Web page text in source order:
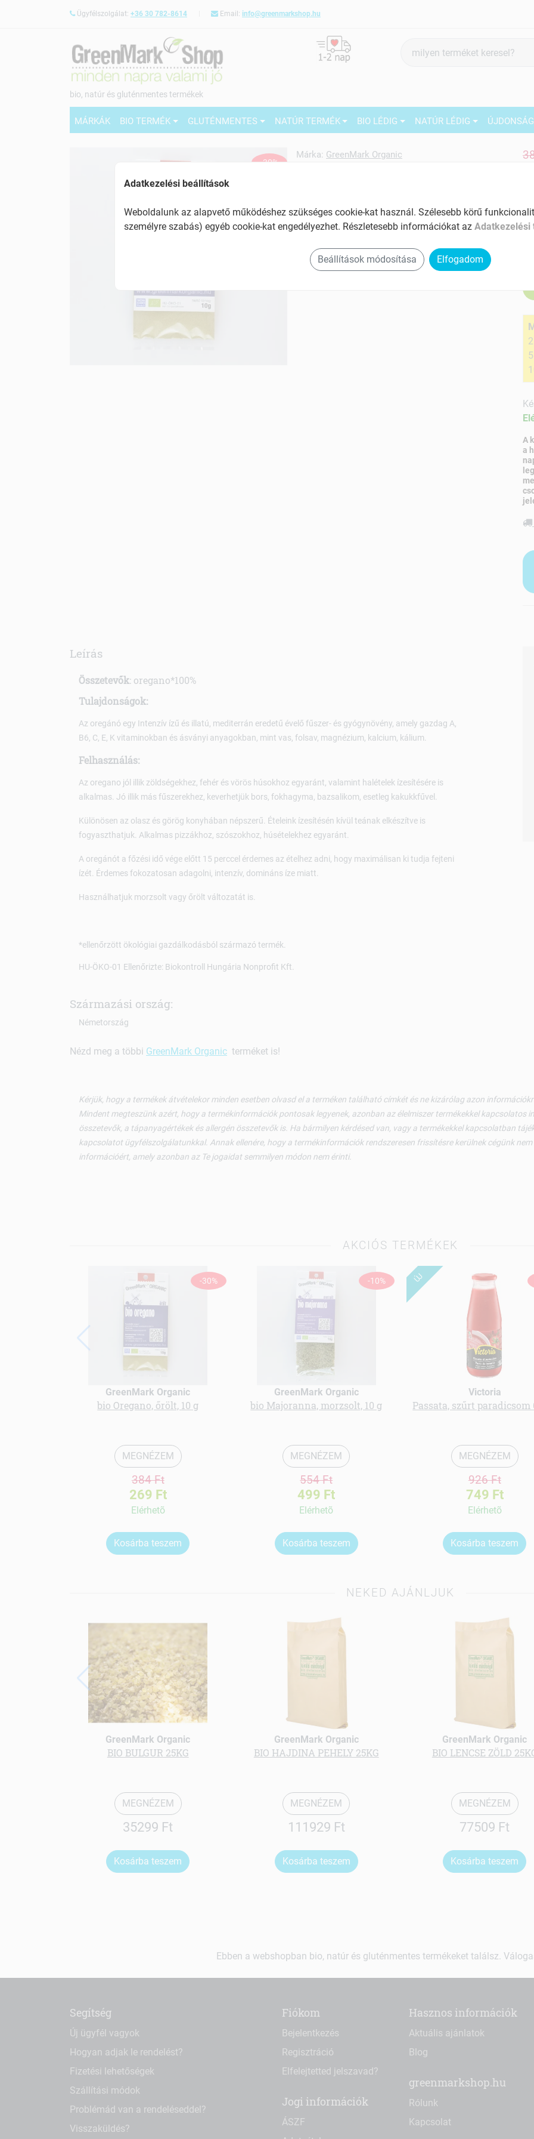
Ügyfélszolgálat: +36 30 782-8614 Email: info@greenmarkshop.hu
bio, natúr és gluténmentes termékek
keresés
MÁRKÁK BIO TERMÉK GLUTÉNMENTES NATÚR TERMÉK BIO LÉDIG NATÚR LÉDIG ÚJDONSÁG
-30%
Márka: GreenMark Organic
EAN: 5999562480229
A
a
Leírás
Összetevők: oregano*100%
Tulajdonságok:
Az oregánó egy Intenzív ízű és illatú, mediterrán eredetű évelő fűszer- és gyógynövény, amely gazdag A,
B6, C, E, K vitaminokban és ásványi anyagokban, mint vas, folsav, magnézium, kalcium, kálium.
Felhasználás:
Az oregano jól illik zöldségekhez, fehér és vörös húsokhoz egyaránt, valamint halételek ízesítésére is
alkalmas. Jó illik más fűszerekhez, keverhetjük bors, fokhagyma, bazsalikom, esetleg kakukkfűvel.
Különösen az olasz és görög konyhában népszerű. Ételeink ízesítésén kívül teának elkészítve is
fogyaszthatjuk. Alkalmas pizzákhoz, szószokhoz, húsételekhez egyaránt.
A oregánót a főzési idő vége előtt 15 perccel érdemes az ételhez adni, hogy maximálisan ki tudja fejteni
ízét. Érdemes fokozatosan adagolni, intenzív, domináns íze miatt.
Használhatjuk morzsolt vagy őrölt változatát is.
*ellenőrzött ökológiai gazdálkodásból származó termék.
HU-ÖKO-01 Ellenőrizte: Biokontroll Hungária Nonprofit Kft.
Származási ország:
Németország
Nézd meg a többi GreenMark Organic terméket is!
Kérjük, hogy a termékek átvételekor minden esetben olvasd el a terméken található címkét és ne kizárólag azon
Mindent megteszünk azért, hogy a termékinformációk pontosak legyenek, azonban az élelmiszer termékekkel
összetevők, a tápanyagértékek és allergén összetevők is. Ha bármilyen kérdésed van, vagy a termékekkel kapcsolatban
kapcsolatot ügyfélszolgálatunkkal. Annak ellenére, hogy a termékinformációk rendszeresen frissítésre kerülnek cégünk
információért, amely azonban az Te jogaidat semmilyen módon nem érinti.
AKCIÓS TERMÉKEK
-30%
GreenMark Organic
bio Oregano, őrölt, 10 g
MEGNÉZEM
384 Ft
269 Ft
Elérhetõ
Kosárba teszem
-10%
GreenMark Organic
bio Majoranna, morzsolt, 10 g
MEGNÉZEM
554 Ft
499 Ft
Elérhetõ
Kosárba teszem
ÚJ
Victoria
Passata, szűrt paradicsom
MEGNÉZEM
926 Ft
749 Ft
Elérhetõ
Kosárba teszem
NEKED AJÁNLJUK
GreenMark Organic
BIO BULGUR 25KG
MEGNÉZEM
35299 Ft
Kosárba teszem
GreenMark Organic
BIO HAJDINA PEHELY 25KG
MEGNÉZEM
111929 Ft
Kosárba teszem
GreenMark Organic
BIO LENCSE ZÖLD
MEGNÉZEM
77509 Ft
Kosárba teszem
Ebben a webshopban bio, natúr és gluténmentes termékeket találsz.
Segítség
Új ügyfél vagyok
Hogyan adjak le rendelést?
Fizetési lehetőségek
Szállítási módok
Problémád van a rendeléseddel?
Visszaküldés?
Fiókom
Bejelentkezés
Regisztráció
Elfelejtetted jelszavad?
Jogi információk
ÁSZF
Hasznos információk
Aktuális ajánlatok
Blog
greenmarkshop.hu
Rólunk
Kapcsolat
Adatkezelési beállítások
Weboldalunk az alapvető működéshez szükséges cookie-kat használ. Szélesebb körű
személyre szabás) egyéb cookie-kat engedélyezhet. Részletesebb információkat az Adatkezelési
Beállítások módosítása Elfogadom